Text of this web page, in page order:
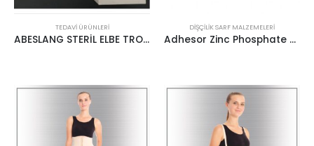
TEDAVI ÜRÜNLERI
ABESLANG STERİL ELBE TROF 100’LÜ
DIŞÇILIK SARF MALZEMELERI
Adhesor Zinc Phosphate Cement